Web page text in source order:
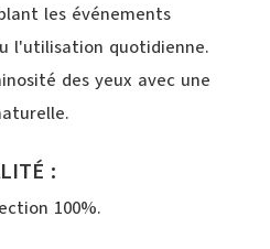
les événements
l'utilisation quotidienne.
des yeux avec une
:
100%.